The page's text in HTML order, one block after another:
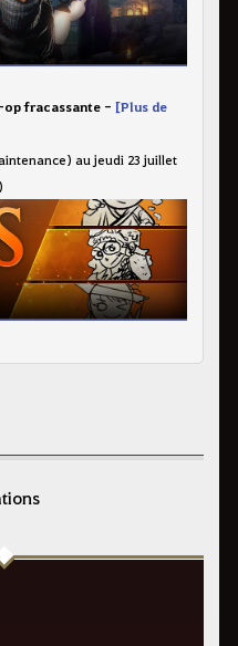
op fracassante - [Plus de
au jeudi 23 juillet